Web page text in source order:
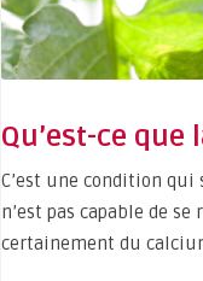
Qu’est-ce
C’est une condition
n’est pas capable de
certainement du